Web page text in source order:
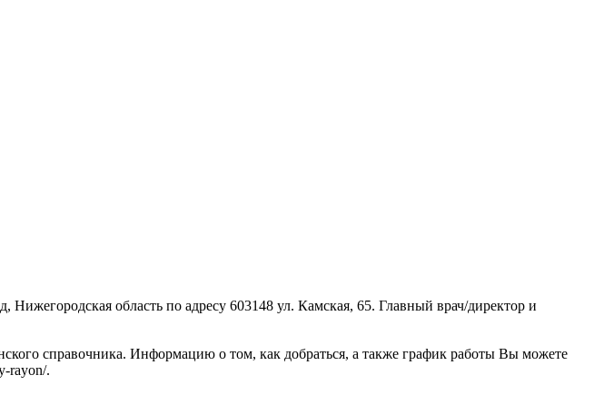
область по адресу 603148 ул. Камская, 65. Главный врач/директор и
справочника. Информацию о том, как добраться, а также график работы Вы можете
rayon/.